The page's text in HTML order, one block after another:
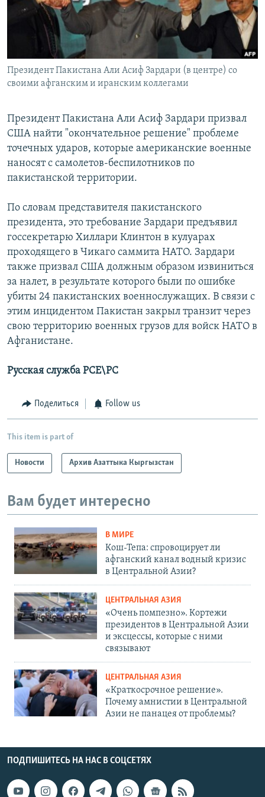
Президент Пакистана Али Асиф Зардари (в центре) со
своими афганским и иранским коллегами
Президент Пакистана Али Асиф Зардари призвал
США найти "окончательное решение" проблеме
точечных ударов, которые американские военные
наносят с самолетов-беспилотников по
пакистанской территории.
По словам представителя пакистанского
президента, это требование Зардари предъявил
госсекретарю Хиллари Клинтон в кулуарах
проходящего в Чикаго саммита НАТО. Зардари
также призвал США должным образом извиниться
за налет, в результате которого были по ошибке
убиты 24 пакистанских военнослужащих. В связи с
этим инцидентом Пакистан закрыл транзит через
свою территорию военных грузов для войск НАТО в
Афганистане.
Русская служба РСЕ\РС
Поделиться Follow us
This item is part of
Новости Архив Азаттыка Кыргызстан
Вам будет интересно
В МИРЕ
Кош-Тепа: спровоцирует ли
афганский канал водный кризис
в Центральной Азии?
ЦЕНТРАЛЬНАЯ АЗИЯ
«Очень помпезно». Кортежи
президентов в Центральной Азии
и эксцессы, которые с ними
связывают
ЦЕНТРАЛЬНАЯ АЗИЯ
«Краткосрочное решение».
Почему амнистии в Центральной
Азии не панацея от проблемы?
ПОДПИШИТЕСЬ НА НАС В СОЦСЕТЯХ